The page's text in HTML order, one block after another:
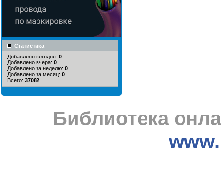
Статистика
Добавлено сегодня: 0
Добавлено вчера: 0
Добавлено за неделю: 0
Добавлено за месяц: 0
Всего: 37082
Библиотека